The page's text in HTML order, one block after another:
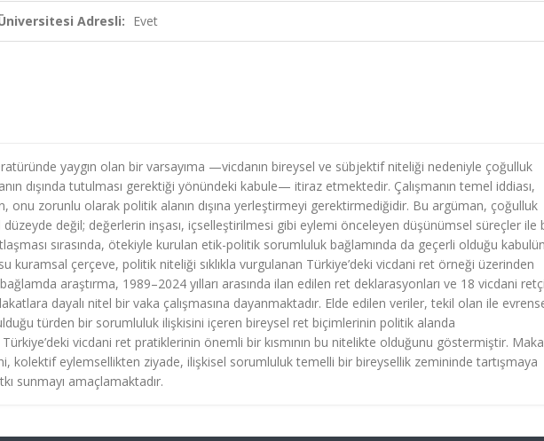
Adresli: Evet
yaygın olan bir varsayıma —vicdanın bireysel ve sübjektif niteliği nedeniyle çoğulluk
dışında tutulması gerektiği yönündeki kabule— itiraz etmektedir. Çalışmanın temel iddiası,
onu zorunlu olarak politik alanın dışına yerleştirmeyi gerektirmediğidir. Bu argüman, çoğulluk
düzeyde değil; değerlerin inşası, içselleştirilmesi gibi eylemi önceleyen düşünümsel süreçler ile
sırasında, ötekiyle kurulan etik-politik sorumluluk bağlamında da geçerli olduğu
kuramsal çerçeve, politik niteliği sıklıkla vurgulanan Türkiye’deki vicdani ret örneği üzerinden
araştırma, 1989–2024 yılları arasında ilan edilen ret deklarasyonları ve 18 vicdani
dayalı nitel bir vaka çalışmasına dayanmaktadır. Elde edilen veriler, tekil olan ile
türden bir sorumluluk ilişkisini içeren bireysel ret biçimlerinin politik alanda
vicdani ret pratiklerinin önemli bir kısmının bu nitelikte olduğunu göstermiştir.
kolektif eylemsellikten ziyade, ilişkisel sorumluluk temelli bir bireysellik zemininde tartışmaya
sunmayı amaçlamaktadır.